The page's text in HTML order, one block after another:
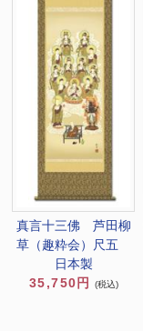
真言十三佛 芦田柳
草（趣粋会）尺五
日本製
35,750円
(税込)